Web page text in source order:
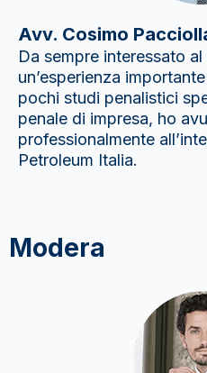
Avv. Cosimo
Da sempre interessato
un’esperienza
pochi studi penalistici
penale di impresa, ho
professionalmente
Petroleum Italia.
Modera